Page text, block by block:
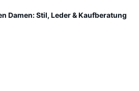
Damen: Stil, Leder & Kaufberatung